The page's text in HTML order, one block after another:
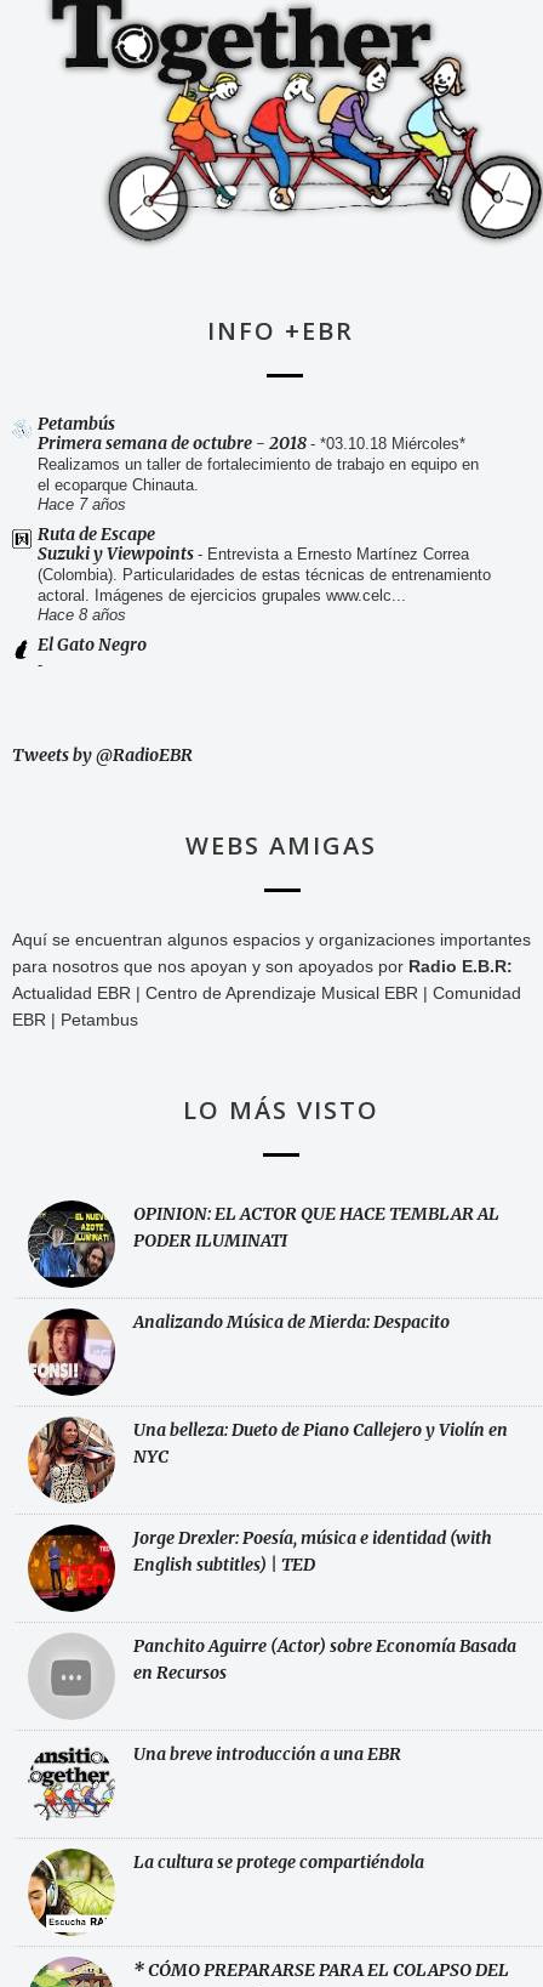
INFO +EBR
Petambús
Primera semana de octubre - 2018 - *03.10.18 Miércoles*
Realizamos un taller de fortalecimiento de trabajo en equipo en
el ecoparque Chinauta.
Hace 7 años
Ruta de Escape
Suzuki y Viewpoints - Entrevista a Ernesto Martínez Correa
(Colombia). Particularidades de estas técnicas de entrenamiento
actoral. Imágenes de ejercicios grupales www.celc...
Hace 8 años
El Gato Negro
-
Tweets by @RadioEBR
WEBS AMIGAS
Aquí se encuentran algunos espacios y organizaciones importantes
para nosotros que nos apoyan y son apoyados por Radio E.B.R:
Actualidad EBR | Centro de Aprendizaje Musical EBR | Comunidad
EBR | Petambus
LO MÁS VISTO
OPINION: EL ACTOR QUE HACE TEMBLAR AL
PODER ILUMINATI
Analizando Música de Mierda: Despacito
Una belleza: Dueto de Piano Callejero y Violín en
NYC
Jorge Drexler: Poesía, música e identidad (with
English subtitles) | TED
Panchito Aguirre (Actor) sobre Economía Basada
en Recursos
Una breve introducción a una EBR
La cultura se protege compartiéndola
* CÓMO PREPARARSE PARA EL COLAPSO DEL